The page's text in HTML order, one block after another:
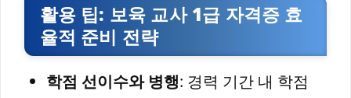
활용 팁: 보육 교사 1급 자격증 효
율적 준비 전략
학점 선이수와 병행: 경력 기간 내 학점